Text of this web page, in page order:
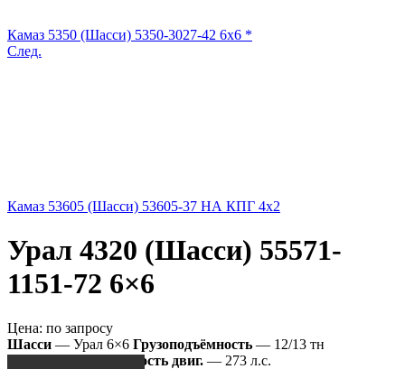
Камаз 5350 (Шасси) 5350-3027-42 6x6 *
След.
Камаз 53605 (Шасси) 53605-37 НА КПГ 4x2
Урал 4320 (Шасси) 55571-
1151-72 6×6
Цена: по запросу
Шасси — Урал 6×6 Грузоподъёмность — 12/13 тн
Мощность двиг. — 273 л.с.